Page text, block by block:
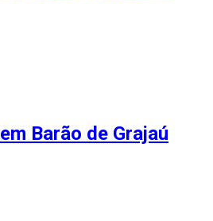
Barão de Grajaú